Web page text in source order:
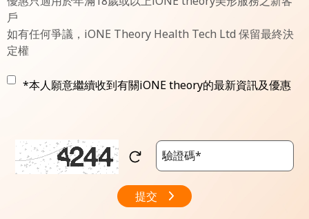
戶
如有任何爭議，iONE Theory Health Tech Ltd 保留最終決
定權
*本人願意繼續收到有關iONE theory的最新資訊及優惠
提交